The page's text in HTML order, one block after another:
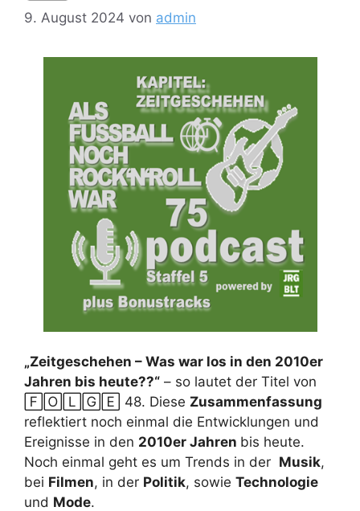
9. August 2024 von admin
„Zeitgeschehen – Was war los in den 2010er
Jahren bis heute??“ – so lautet der Titel von
🄵🄾🄻🄶🄴 48. Diese Zusammenfassung
reflektiert noch einmal die Entwicklungen und
Ereignisse in den 2010er Jahren bis heute.
Noch einmal geht es um Trends in der Musik,
bei Filmen, in der Politik, sowie Technologie
und Mode.